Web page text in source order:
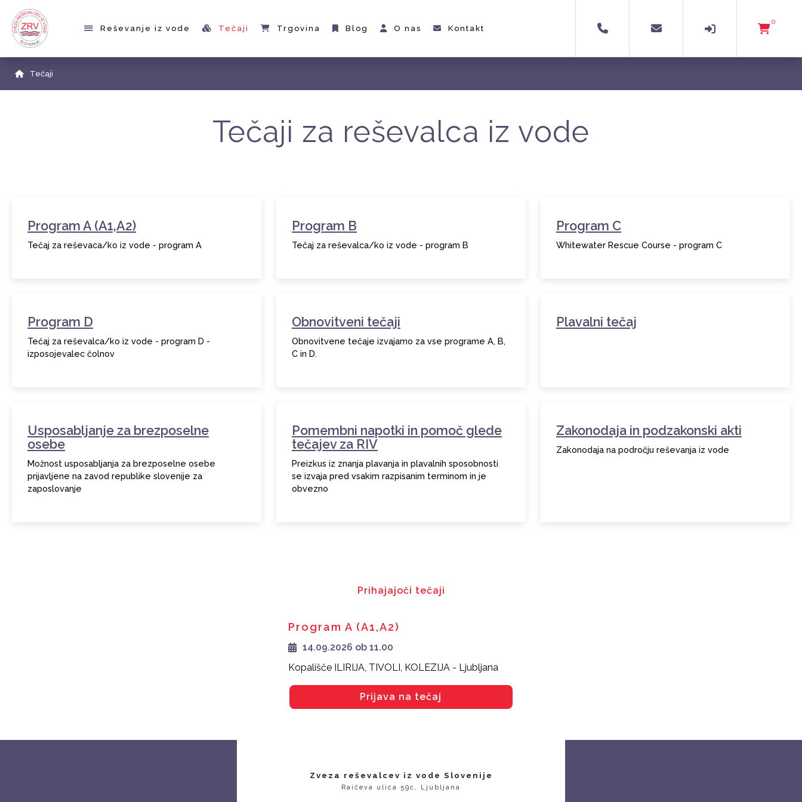
Reševanje iz vode Tečaji Trgovina Blog O nas Kontakt
0
Tečaji
Tečaji za reševalca iz vode
Program A (A1,A2)
Tečaj za reševaca/ko iz vode - program A
Program B
Tečaj za reševalca/ko iz vode - program B
Program C
Whitewater Rescue Course - program C
Program D
Tečaj za reševalca/ko iz vode - program D -
izposojevalec čolnov
Obnovitveni tečaji
Obnovitvene tečaje izvajamo za vse programe A, B,
C in D.
Plavalni tečaj
Usposabljanje za brezposelne
osebe
Možnost usposabljanja za brezposelne osebe
prijavljene na zavod republike slovenije za
zaposlovanje
Pomembni napotki in pomoč glede
tečajev za RIV
Preizkus iz znanja plavanja in plavalnih sposobnosti
se izvaja pred vsakim razpisanim terminom in je
obvezno
Zakonodaja in podzakonski akti
Zakonodaja na področju reševanja iz vode
Prihajajoči tečaji
Program A (A1,A2)
14.09.2026 ob 11.00
Kopališče ILIRIJA, TIVOLI, KOLEZIJA - Ljubljana
Prijava na tečaj
Zveza reševalcev iz vode Slovenije
Raičeva ulica 59c, Ljubljana